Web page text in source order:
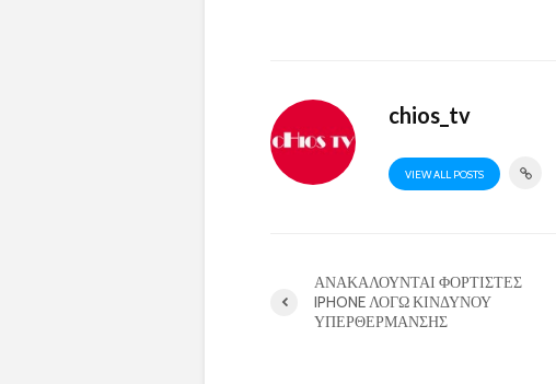
chios_tv
VIEW ALL POSTS
ΑΝΑΚΑΛΟΥΝΤΑΙ ΦΟΡΤΙΣΤΕΣ
IPHONE ΛΟΓΩ ΚΙΝΔΥΝΟΥ
ΥΠΕΡΘΕΡΜΑΝΣΗΣ